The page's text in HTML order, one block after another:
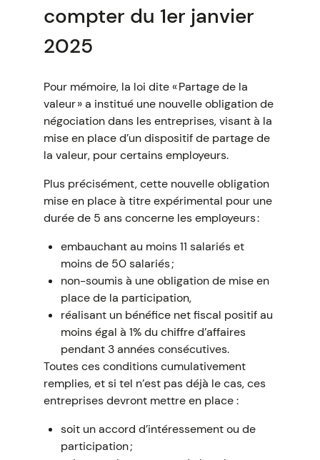
compter du 1er janvier
2025
Pour mémoire, la loi dite « Partage de la
valeur » a institué une nouvelle obligation de
négociation dans les entreprises, visant à la
mise en place d’un dispositif de partage de
la valeur, pour certains employeurs.
Plus précisément, cette nouvelle obligation
mise en place à titre expérimental pour une
durée de 5 ans concerne les employeurs :
embauchant au moins 11 salariés et
moins de 50 salariés ;
non-soumis à une obligation de mise en
place de la participation,
réalisant un bénéfice net fiscal positif au
moins égal à 1% du chiffre d’affaires
pendant 3 années consécutives.
Toutes ces conditions cumulativement
remplies, et si tel n’est pas déjà le cas, ces
entreprises devront mettre en place :
soit un accord d’intéressement ou de
participation ;